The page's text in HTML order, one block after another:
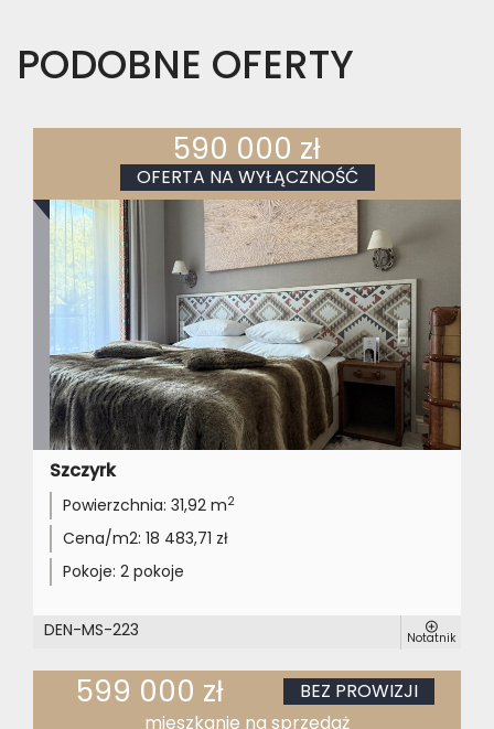
PODOBNE OFERTY
590 000 zł
OFERTA NA WYŁĄCZNOŚĆ
mieszkanie na sprzedaż
Szczyrk
Powierzchnia: 31,92 m2
Cena/m2: 18 483,71 zł
Pokoje: 2 pokoje
DEN-MS-223 Notatnik
599 000 zł
BEZ PROWIZJI
mieszkanie na sprzedaż